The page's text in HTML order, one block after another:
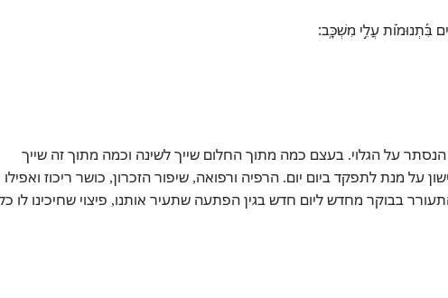
בִּ֝תְנוּמ֗וֹת עֲלֵ֣י מִשְׁכָּֽב׃
על הגלוי. בעצם כמה מתוך החלום שייך לשינה וכמה מתוך זה שייך
על מנת לתפקד ביום יום. הרפיה ורפואה, שיפור הזכרון, כושר ריכוז ואפילו
בבוקר מחדש ליום חדש בגין הפתעה שתעיר אותנו, פיצוי שחיכינו לו